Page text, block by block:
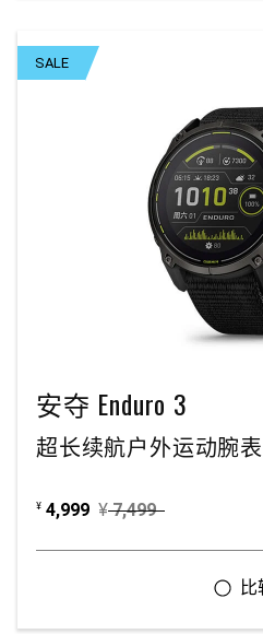
SALE
安夺 Enduro 3
超长续航户外运动腕表
¥ 4,999 ¥ 7,499